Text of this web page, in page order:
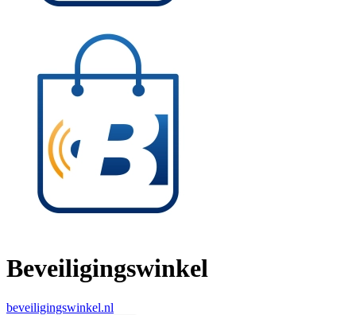
Beveiligingswinkel
beveiligingswinkel.nl